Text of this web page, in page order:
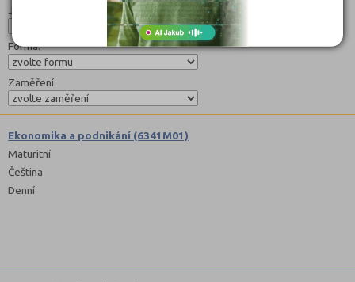
Jazyk:
Forma:
Zaměření:
Ekonomika a podnikání (6341M01)
Maturitní
Čeština
Denní